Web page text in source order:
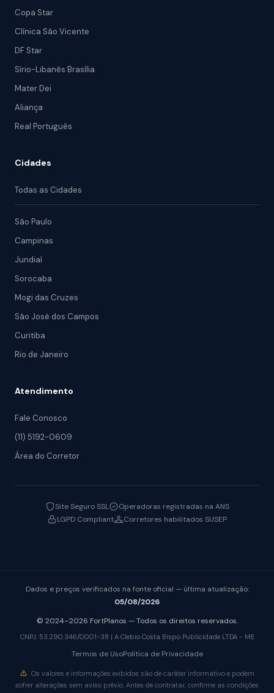
Copa Star
Clínica São Vicente
DF Star
Sírio-Libanês Brasília
Mater Dei
Aliança
Real Português
Cidades
Todas as Cidades
São Paulo
Campinas
Jundiaí
Sorocaba
Mogi das Cruzes
São José dos Campos
Curitiba
Rio de Janeiro
Atendimento
Fale Conosco
(11) 5192-0609
Área do Corretor
Site Seguro SSL
Operadoras registradas na ANS
LGPD Compliant
Corretores habilitados SUSEP
Dados e preços verificados na fonte oficial — última atualização:
05/08/2026
© 2024–2026 FortPlanos — Todos os direitos reservados.
CNPJ: 53.290.346/0001-38 | A Clebio Costa Bispo Publicidade LTDA - ME
Termos de UsoPolítica de Privacidade
Os valores e informações exibidos são de caráter informativo e podem
sofrer alterações sem aviso prévio. Antes de contratar, confirme as condições